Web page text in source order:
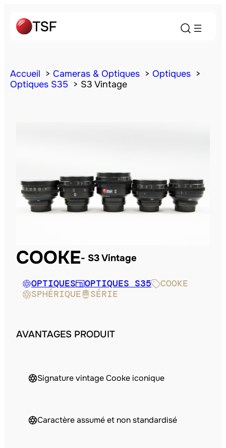
Accueil Cameras & Optiques
Optiques
Optiques S35
S3 Vintage
COOKE S3 Vintage
OPTIQUES OPTIQUES S35
COOKE
SPHÉRIQUE
SÉRIE
AVANTAGES PRODUIT
Signature vintage Cooke iconique
Caractère assumé et non standardisé